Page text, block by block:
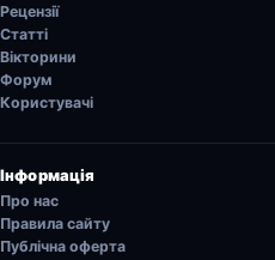
Рецензії
Статті
Вікторини
Форум
Користувачі
Інформація
Про нас
Правила сайту
Публічна оферта